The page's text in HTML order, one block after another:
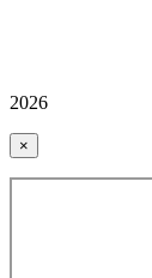
2026
×